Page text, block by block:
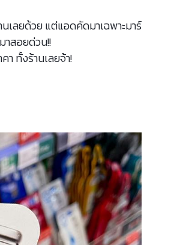
นเลยด้วย แต่แอดคัดมาเฉพาะมาร์
าสอยด่วน!!
า ทั้งร้านเลยจ้า!